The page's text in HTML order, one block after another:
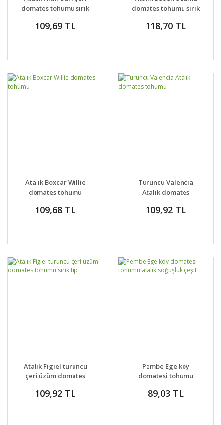
domates tohumu sırık
109,69 TL
domates tohumu sırık
118,70 TL
Atalık Boxcar Willie
domates tohumu
109,68 TL
Turuncu Valencia
Atalık domates
109,92 TL
Atalık Figiel turuncu
çeri üzüm domates
109,92 TL
Pembe Ege köy
domatesi tohumu
89,03 TL